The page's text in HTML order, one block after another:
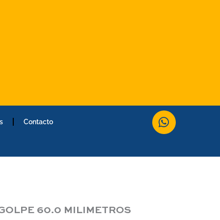
Contacto
W
h
60.0 MILIMETROS